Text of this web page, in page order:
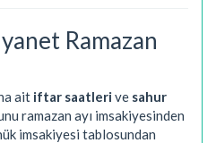
Ramazan
ait iftar saatlerive sahur
ramazan ayı imsakiyesinden
imsakiyesi tablosundan